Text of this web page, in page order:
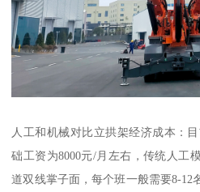
人工和机械对比立拱架经济成本：
础工资为8000元/月左右，传统人工
道双线掌子面，每个班一般需要8-12